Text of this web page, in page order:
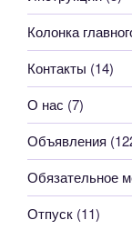
Колонка
Контакты (14)
О нас (7)
Объявления
Обязательное
Отпуск (11)